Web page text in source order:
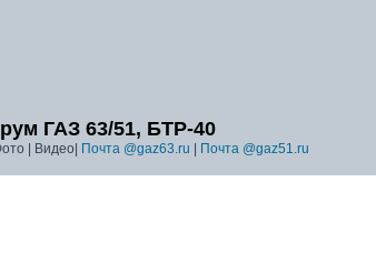
ГАЗ 63/51, БТР-40
| Видео| Почта @gaz63.ru Почта @gaz51.ru